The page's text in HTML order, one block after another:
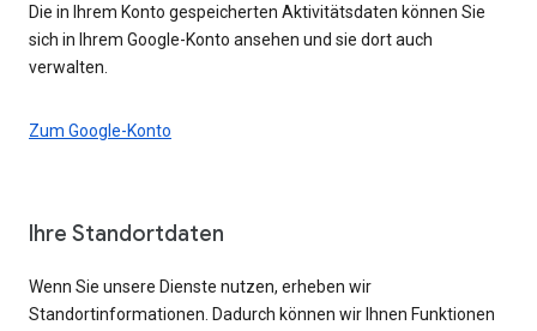
Die in Ihrem Konto gespeicherten Aktivitätsdaten können Sie
sich in Ihrem Google-Konto ansehen und sie dort auch
verwalten.
Zum Google-Konto
Ihre Standortdaten
Wenn Sie unsere Dienste nutzen, erheben wir
Standortinformationen. Dadurch können wir Ihnen Funktionen